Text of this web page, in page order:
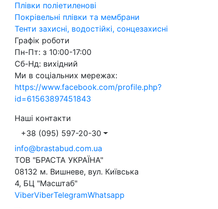
Плівки поліетиленові
Покрівельні плівки та мембрани
Тенти захисні, водостійкі, сонцезахисні
Графік роботи
Пн-Пт: з 10:00-17:00
Сб-Нд: вихідний
Ми в соціальних мережах:
https://www.facebook.com/profile.php?
id=61563897451843
Наші контакти
+38 (095) 597-20-30
info@brastabud.com.ua
ТОВ "БРАСТА УКРАЇНА"
08132 м. Вишневе, вул. Київська
4, БЦ "Масштаб"
ViberViberTelegramWhatsapp